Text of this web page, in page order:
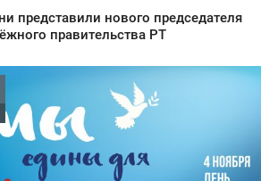
представили нового председателя
правительства РТ